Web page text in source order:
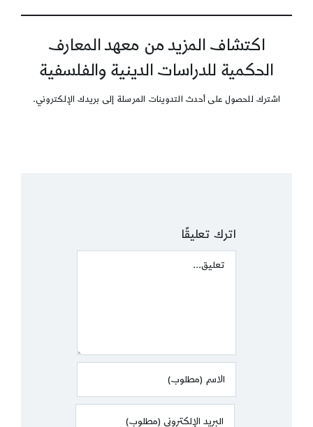
اكتشاف المزيد من معهد المعارف
الحكمية للدراسات الدينية والفلسفية
اشترك للحصول على أحدث التدوينات المرسلة إلى بريدك الإلكتروني.
اترك تعليقًا
Comment